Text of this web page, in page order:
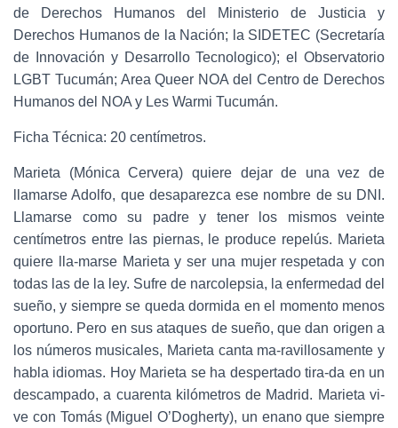
de Derechos Humanos del Ministerio de Justicia y
Derechos Humanos de la Nación; la SIDETEC (Secretaría
de Innovación y Desarrollo Tecnologico); el Observatorio
LGBT Tucumán; Area Queer NOA del Centro de Derechos
Humanos del NOA y Les Warmi Tucumán.
Ficha Técnica: 20 centímetros.
Marieta (Mónica Cervera) quiere dejar de una vez de
llamarse Adolfo, que desaparezca ese nombre de su DNI.
Llamarse como su padre y tener los mismos veinte
centímetros entre las piernas, le produce repelús. Marieta
quiere lla-marse Marieta y ser una mujer respetada y con
todas las de la ley. Sufre de narcolepsia, la enfermedad del
sueño, y siempre se queda dormida en el momento menos
oportuno. Pero en sus ataques de sueño, que dan origen a
los números musicales, Marieta canta ma-ravillosamente y
habla idiomas. Hoy Marieta se ha despertado tira-da en un
descampado, a cuarenta kilómetros de Madrid. Marieta vi-
ve con Tomás (Miguel O’Dogherty), un enano que siempre